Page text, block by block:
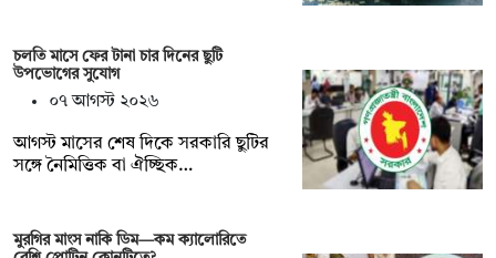
চলতি মাসে ফের টানা চার দিনের ছুটি
উপভোগের সুযোগ
০৭ আগস্ট ২০২৬
আগস্ট মাসের শেষ দিকে সরকারি ছুটির
সঙ্গে নৈমিত্তিক বা ঐচ্ছিক…
মুরগির মাংস নাকি ডিম—কম ক্যালোরিতে